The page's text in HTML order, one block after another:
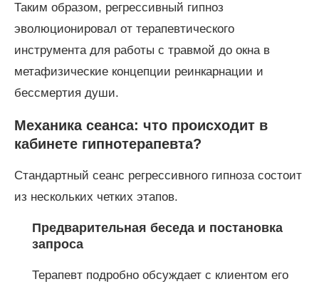
Таким образом, регрессивный гипноз
эволюционировал от терапевтического
инструмента для работы с травмой до окна в
метафизические концепции реинкарнации и
бессмертия души.
Механика сеанса: что происходит в
кабинете гипнотерапевта?
Стандартный сеанс регрессивного гипноза состоит
из нескольких четких этапов.
Предварительная беседа и постановка
запроса
Терапевт подробно обсуждает с клиентом его